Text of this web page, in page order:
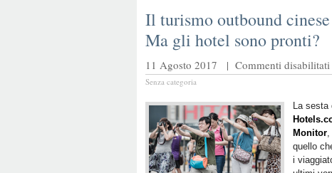
Il turismo outbound
Ma gli hotel sono pronti?
11 Agosto 2017 | Commenti disabilitati
Senza categoria
La sesta
Monitor,
quello
i